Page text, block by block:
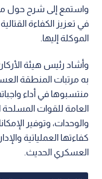
واستمع إلى شرح حول
في تعزيز الكفاءة
الموكلة إليها.
وأشاد رئيس هيئة
به مرتبات المنطقة
منتسبوها في أداء
العامة للقوات
والوحدات، وتوفير
كفاءتها العملياتية
العسكري الحديث.